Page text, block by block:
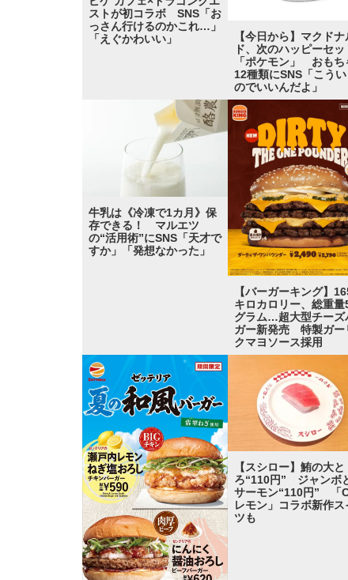
ストが初コラボ SNS「お
っさん行けるのかこれ…」
「えぐかわいい」
【今日から】マクドナ
ド、次のハッピーセッ
「ポケモン」 おもち
12種類にSNS「こうい
のでいいんだよ」
牛乳は《冷凍で1カ月》保
存できる！ マルエツ
の“活用術”にSNS「天才で
すか」「発想なかった」
【バーガーキング】
キロカロリー、総重量
グラム…超大型チーズ
ガー新発売 特製ガー
クマヨソース採用
【スシロー】鮪の大と
ろ“110円” ジャンボ
サーモン“110円” 「
レモン」コラボ新作ス
ツも